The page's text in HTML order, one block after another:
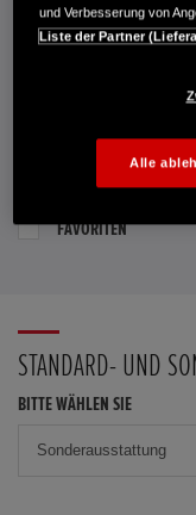
Dealer Website anzeigen
Händler kontaktieren
PROBEFAHRT
FAVORITEN
STANDARD- UND
BITTE WÄHLEN SIE
und Verbesserung von
Liste der Partner
Alle